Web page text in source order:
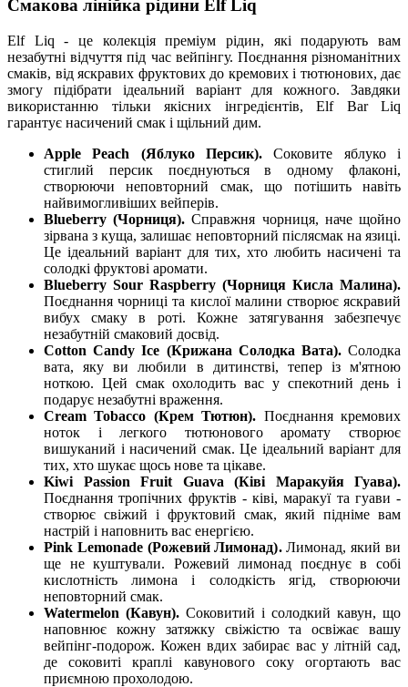
Смакова лінійка рідини Elf Liq
Elf Liq - це колекція преміум рідин, які подарують вам
незабутні відчуття під час вейпінгу. Поєднання різноманітних
смаків, від яскравих фруктових до кремових і тютюнових, дає
змогу підібрати ідеальний варіант для кожного. Завдяки
використанню тільки якісних інгредієнтів, Elf Bar Liq
гарантує насичений смак і щільний дим.
Apple Peach (Яблуко Персик).Соковите яблуко і
стиглий персик поєднуються в одному флаконі,
створюючи неповторний смак, що потішить навіть
найвимогливіших вейперів.
Blueberry (Чорниця).Справжня чорниця, наче щойно
зірвана з куща, залишає неповторний післясмак на язиці.
Це ідеальний варіант для тих, хто любить насичені та
солодкі фруктові аромати.
Blueberry Sour Raspberry (Чорниця Кисла Малина).
Поєднання чорниці та кислої малини створює яскравий
вибух смаку в роті. Кожне затягування забезпечує
незабутній смаковий досвід.
Cotton Candy Ice (Крижана Солодка Вата). Солодка
вата, яку ви любили в дитинстві, тепер із м'ятною
ноткою. Цей смак охолодить вас у спекотний день і
подарує незабутні враження.
Cream Tobacco (Крем Тютюн). Поєднання кремових
ноток і легкого тютюнового аромату створює
вишуканий і насичений смак. Це ідеальний варіант для
тих, хто шукає щось нове та цікаве.
Kiwi Passion Fruit Guava (Ківі Маракуйя Гуава).
Поєднання тропічних фруктів - ківі, маракуї та гуави -
створює свіжий і фруктовий смак, який підніме вам
настрій і наповнить вас енергією.
Pink Lemonade (Рожевий Лимонад).Лимонад, який ви
ще не куштували. Рожевий лимонад поєднує в собі
кислотність лимона і солодкість ягід, створюючи
неповторний смак.
Watermelon (Кавун). Соковитий і солодкий кавун, що
наповнює кожну затяжку свіжістю та освіжає вашу
вейпінг-подорож. Кожен вдих забирає вас у літній сад,
де соковиті краплі кавунового соку огортають вас
приємною прохолодою.